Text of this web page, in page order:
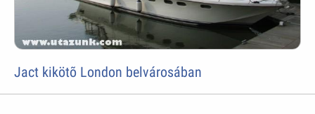
Jact kikötõ London belvárosában